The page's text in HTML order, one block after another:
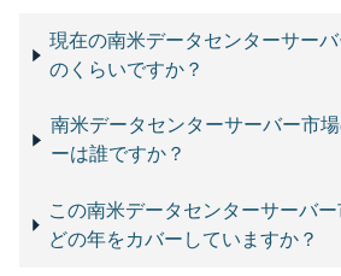
現在の南米データセンターサー
のくらいですか？
南米データセンターサーバー市
ーは誰ですか？
この南米データセンターサーバ
どの年をカバーしていますか？